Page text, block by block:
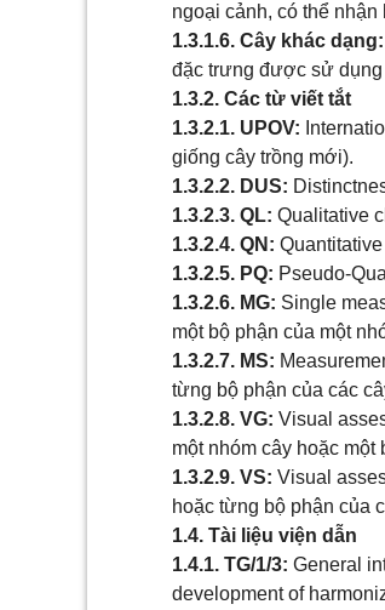
ngoại cảnh, có thể
1.3.1.6. Cây khác dạng:
đặc trưng được sử
1.3.2. Các từ viết tắt
1.3.2.1. UPOV:
giống cây trồng mới).
1.3.2.2. DUS:
1.3.2.3. QL: Qualitative
1.3.2.4. QN:
1.3.2.5. PQ: Pseudo-
1.3.2.6. MG: Single
một bộ phận của một
1.3.2.7. MS:
từng bộ phận của các
1.3.2.8. VG: Visual
một nhóm cây hoặc một
1.3.2.9. VS: Visual
hoặc từng bộ phận của
1.4. Tài liệu viện dẫn
1.4.1. TG/1/3: General
development of